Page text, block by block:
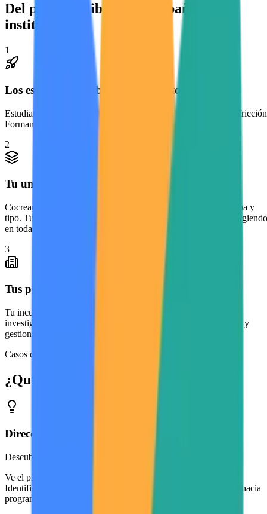
Del proyecto libre al acompañamiento
institucional
1
Los estudiantes publican libremente
Estudiantes crean proyectos de innovación e investigación sin
Forman equipos, iteran ideas y colaboran orgánicamente.
2
Tu universidad ve lo que está pasando
Cocreaciones organiza la actividad por facultad, disciplina, etapa y
tipo. Tus programas obtienen un mapa vivo de lo que está emergiendo
en toda la universidad.
3
Tus programas identifican y acompañan
Tu incubadora encuentra su próxima cohorte. Tu oficina de
investigación detecta proyectos alineados. Los traen a sus rieles y
gestionan la relación desde la misma plataforma.
Casos de uso
¿Quién opera en Cocreaciones?
Dirección de innovación
Descubre proyectos antes de que toquen tu puerta
Ve el pipeline completo de innovación en todas las facultades.
Identifica proyectos con potencial de crecimiento y canalízalos hacia
programas de incubación, funding o mentoría.